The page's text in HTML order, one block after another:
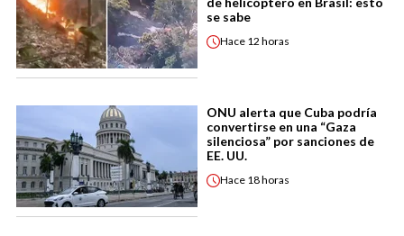
se sabe
Hace 12 horas
ONU alerta que Cuba podría
convertirse en una “Gaza
silenciosa” por sanciones de
EE. UU.
Hace 18 horas